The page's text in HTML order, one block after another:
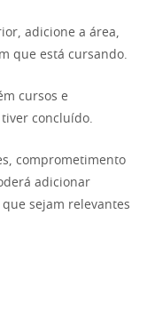
adicione a área,
que está cursando.
cursos e
concluído.
comprometimento
adicionar
sejam relevantes